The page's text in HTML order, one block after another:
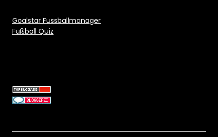
Goalstar Fussballmanager
Fußball Quiz